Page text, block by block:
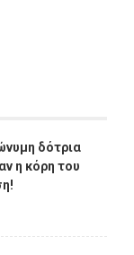
δότρια
η κόρη του